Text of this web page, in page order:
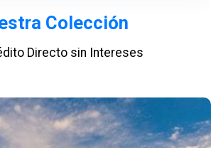
Colección
Directo sin Intereses